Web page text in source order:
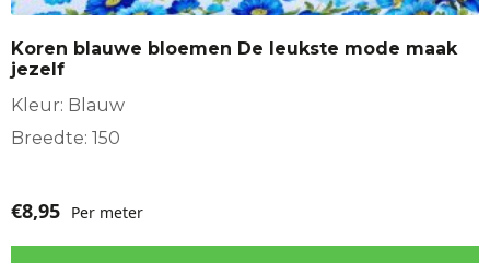
Koren blauwe bloemen De leukste mode maak
jezelf
Kleur: Blauw
Breedte: 150
€8,95 Per meter